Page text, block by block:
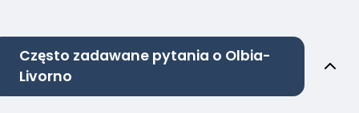
Często zadawane pytania o Olbia-
Livorno